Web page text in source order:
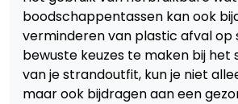
boodschappentassen kan ook
verminderen van plastic afval op
bewuste keuzes te maken bij het
van je strandoutfit, kun je niet
maar ook bijdragen aan een